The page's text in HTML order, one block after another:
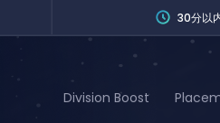
30分以
Division Boost